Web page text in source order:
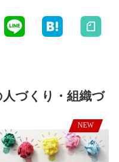
づくり・組織づ
NEW